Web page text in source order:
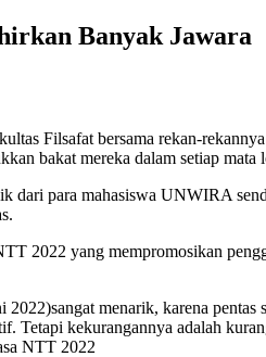
Banyak Jawara
Filsafat bersama rekan-
bakat mereka dalam setiap mata
dari para mahasiswa UNWIRA
2022 yang mempromosikan
menarik, karena
Tetapi kekurangannya adalah
NTT 2022